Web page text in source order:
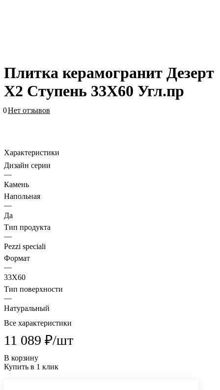
Плитка керамогранит Дезерт
Х2 Ступень 33X60 Угл.пр
0Нет отзывов
Характеристики
Дизайн серии
—
Камень
Напольная
—
Да
Тип продукта
—
Pezzi speciali
Формат
—
33X60
Тип поверхности
—
Натуральный
Все характеристики
11 089 ₽/шт
В корзину
Купить в 1 клик